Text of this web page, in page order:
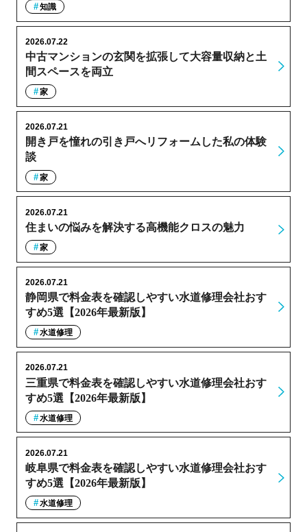
知識
中古マンションの玄関を拡張して大容量収納と土
間スペースを両立
2026.07.22
家
開き戸を憧れの引き戸へリフォームした私の体験
談
2026.07.21
家
住まいの悩みを解決する高機能クロスの魅力
2026.07.21
家
静岡県で料金表を確認しやすい水道修理会社おす
すめ5選【2026年最新版】
2026.07.21
水道修理
三重県で料金表を確認しやすい水道修理会社おす
すめ5選【2026年最新版】
2026.07.21
水道修理
岐阜県で料金表を確認しやすい水道修理会社おす
すめ5選【2026年最新版】
2026.07.21
水道修理